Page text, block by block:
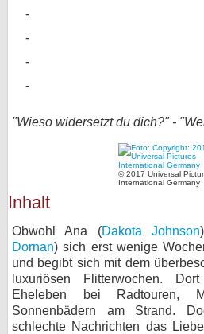
"Wieso widersetzt du dich?" -
© 2017 Universal
International Germany
Inhalt
Obwohl Ana (Dakota Johnson
Dornan) sich erst wenige
und begibt sich mit dem
luxuriösen Flitterwochen.
Eheleben bei Radtouren,
Sonnenbädern am Strand.
schlechte Nachrichten das
bei X
bei